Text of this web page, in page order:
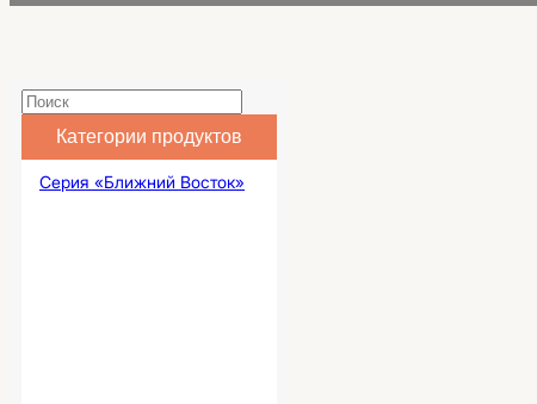
Категории продуктов
Серия «Ближний Восток»